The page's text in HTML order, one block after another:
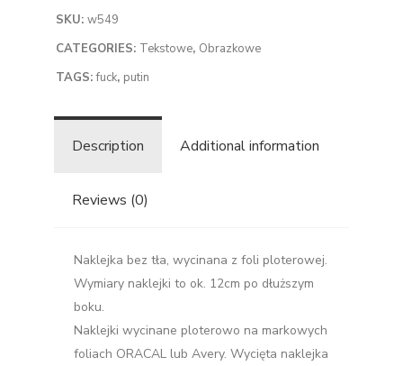
SKU: w549
CATEGORIES: Tekstowe, Obrazkowe
TAGS:fuck, putin
Description Additional information
Reviews (0)
Naklejka bez tła, wycinana z foli ploterowej.
Wymiary naklejki to ok. 12cm po dłuższym
boku.
Naklejki wycinane ploterowo na markowych
foliach ORACAL lub Avery. Wycięta naklejka